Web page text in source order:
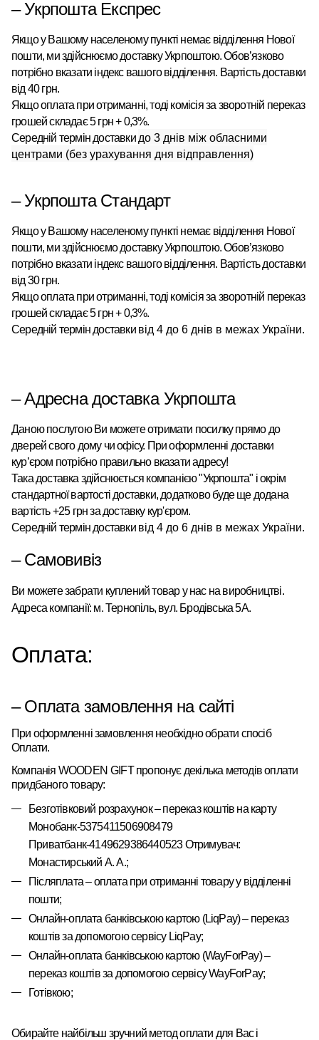
– Укрпошта Експрес
Якщо у Вашому населеному пункті немає відділення Нової
пошти, ми здійснюємо доставку Укрпоштою.Обов’язково
потрібно вказати індекс вашого відділення. Вартість доставки
від 40 грн.
Якщо оплата при отриманні, тоді комісія за зворотній переказ
грошей складає 5 грн + 0,3%.
Середній термін доставки до 3 днів між обласними
центрами (без урахування дня відправлення)
– Укрпошта Стандарт
Якщо у Вашому населеному пункті немає відділення Нової
пошти, ми здійснюємо доставку Укрпоштою.Обов’язково
потрібно вказати індекс вашого відділення. Вартість доставки
від 30 грн.
Якщо оплата при отриманні, тоді комісія за зворотній переказ
грошей складає 5 грн + 0,3%.
Середній термін доставки від 4 до 6 днів в межах України.
– Адресна доставка Укрпошта
Даною послугою Ви можете отримати посилку прямо до
дверей свого дому чи офісу. При оформленні доставки
кур’єром потрібно правильно вказати адресу!
Така доставка здійснюється компанією "Укрпошта" і окрім
стандартної вартості доставки, додатково буде ще додана
вартість +25 грн за доставку кур'єром.
Середній термін доставки від 4 до 6 днів в межах України.
– Самовивіз
Ви можете забрати куплений товар у нас на виробництві.
Адреса компанії: м. Тернопіль, вул. Бродівська 5А.
Оплата:
– Оплата замовлення на сайті
При оформленні замовлення необхідно обрати спосіб
Оплати.
Компанія WOODEN GIFTпропонує декілька методів оплати
придбаного товару:
Безготівковий розрахунок – переказ коштів на карту
Монобанк-5375411506908479
Приватбанк-4149629386440523 Отримувач:
Монастирський А. А.;
Післяплата – оплата при отриманні товару у відділенні
пошти;
Онлайн-оплата банківською картою (LiqPay)– переказ
коштів за допомогою сервісу LiqPay;
Онлайн-оплата банківською картою (WayForPay)–
переказ коштів за допомогою сервісуWayForPay;
Готівкою;
Обирайте найбільш зручний метод оплати для Вас і